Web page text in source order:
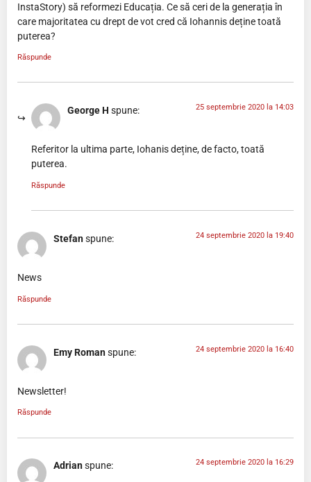
InstaStory) să reformezi Educația. Ce să ceri de la generația în
care majoritatea cu drept de vot cred că Iohannis deține toată
puterea?
Răspunde
George H spune: 25 septembrie 2020 la 14:03
Referitor la ultima parte, Iohanis deține, de facto, toată
puterea.
Răspunde
Stefanspune: 24 septembrie 2020 la 19:40
News
Răspunde
Emy Romanspune: 24 septembrie 2020 la 16:40
Newsletter!
Răspunde
Adrianspune: 24 septembrie 2020 la 16:29